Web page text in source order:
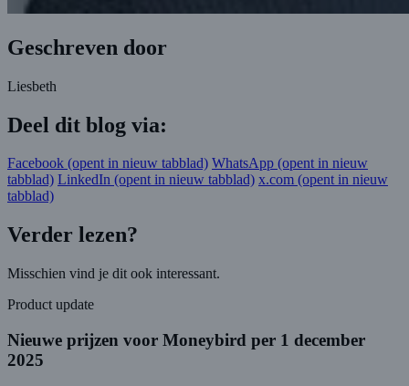
Geschreven door
Liesbeth
Deel dit blog via:
Facebook (opent in nieuw tabblad) WhatsApp (opent in nieuw
tabblad) LinkedIn (opent in nieuw tabblad) x.com (opent in nieuw
tabblad)
Verder lezen?
Misschien vind je dit ook interessant.
Product update
Nieuwe prijzen voor Moneybird per 1 december
2025